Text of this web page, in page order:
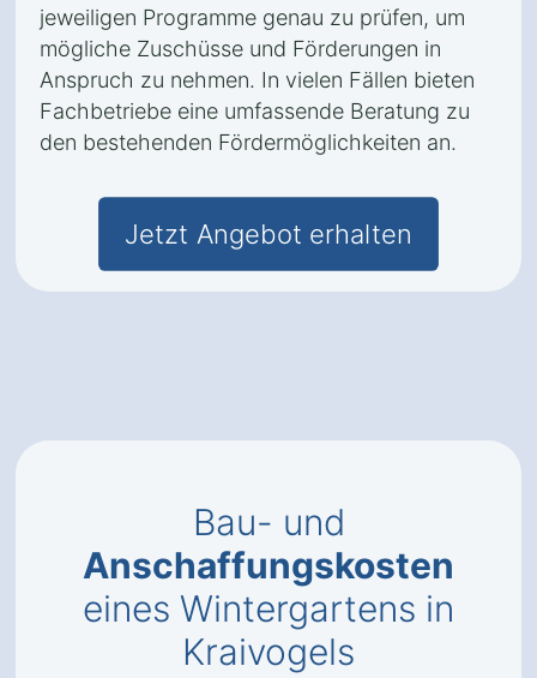
jeweiligen Programme genau zu prüfen, um
mögliche Zuschüsse und Förderungen in
Anspruch zu nehmen. In vielen Fällen bieten
Fachbetriebe eine umfassende Beratung zu
den bestehenden Fördermöglichkeiten an.
Jetzt Angebot erhalten
Bau- und
Anschaffungskosten
eines Wintergartens in
Kraivogels